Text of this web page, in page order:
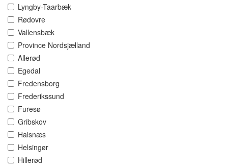
Lyngby-Taarbæk
Rødovre
Vallensbæk
Province Nordsjælland
Allerød
Egedal
Fredensborg
Frederikssund
Furesø
Gribskov
Halsnæs
Helsingør
Hillerød